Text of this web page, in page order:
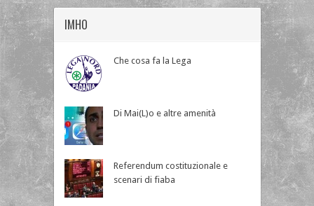
IMHO
Che cosa fa la Lega
Di Mai(L)o e altre amenità
Referendum costituzionale e
scenari di fiaba